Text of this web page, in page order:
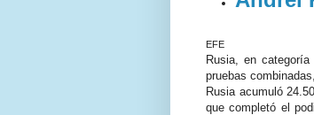
EFE
Rusia, en
pruebas
Rusia acumuló
que completó el